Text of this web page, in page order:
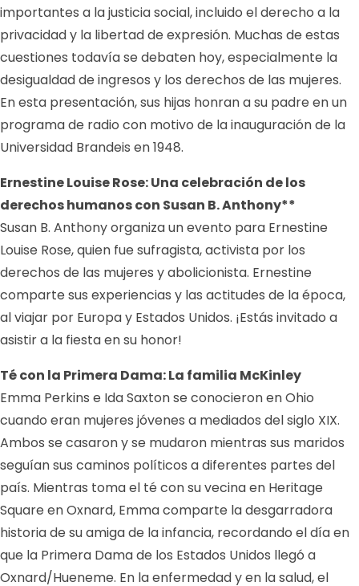
importantes a la justicia social, incluido el derecho a la
privacidad y la libertad de expresión. Muchas de estas
cuestiones todavía se debaten hoy, especialmente la
desigualdad de ingresos y los derechos de las mujeres.
En esta presentación, sus hijas honran a su padre en un
programa de radio con motivo de la inauguración de la
Universidad Brandeis en 1948.
Ernestine Louise Rose: Una celebración de los
derechos humanos con Susan B. Anthony**
Susan B. Anthony organiza un evento para Ernestine
Louise Rose, quien fue sufragista, activista por los
derechos de las mujeres y abolicionista. Ernestine
comparte sus experiencias y las actitudes de la época,
al viajar por Europa y Estados Unidos. ¡Estás invitado a
asistir a la fiesta en su honor!
Té con la Primera Dama: La familia McKinley
Emma Perkins e Ida Saxton se conocieron en Ohio
cuando eran mujeres jóvenes a mediados del siglo XIX.
Ambos se casaron y se mudaron mientras sus maridos
seguían sus caminos políticos a diferentes partes del
país. Mientras toma el té con su vecina en Heritage
Square en Oxnard, Emma comparte la desgarradora
historia de su amiga de la infancia, recordando el día en
que la Primera Dama de los Estados Unidos llegó a
Oxnard/Hueneme. En la enfermedad y en la salud, el